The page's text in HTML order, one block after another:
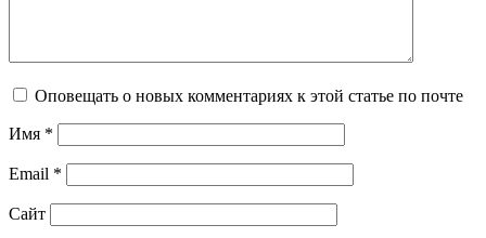
Оповещать о новых комментариях к этой статье по почте
Имя *
Email *
Сайт